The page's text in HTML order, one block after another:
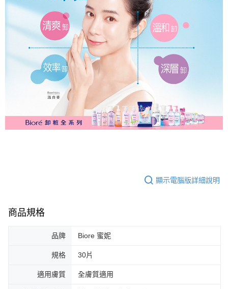
顯示電腦版詳細說明
商品規格
品牌 Biore 蜜妮
規格 30片
適用膚質 全膚質適用